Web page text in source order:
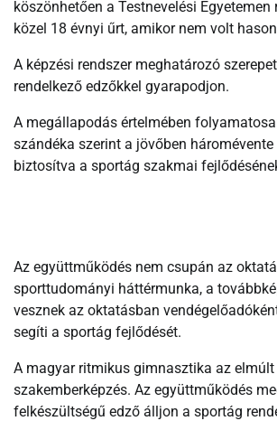
köszönhetően a Testnevelési
közel 18 évnyi űrt, amikor nem volt
A képzési rendszer meghatározó
rendelkező edzőkkel gyarapodjon.
A megállapodás értelmében
szándéka szerint a jövőben
biztosítva a sportág szakmai
Az együttműködés nem csupán az
sporttudományi háttérmunka, a
vesznek az oktatásban
segíti a sportág fejlődését.
A magyar ritmikus gimnasztika az
szakemberképzés. Az együttműködés
felkészültségű edző álljon a sportág